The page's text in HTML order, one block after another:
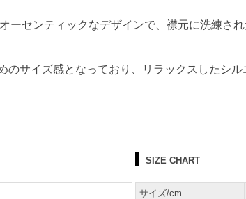
ーセンティックなデザインで、襟元に洗練され
のサイズ感となっており、リラックスしたシ
SIZE CHART
サイズ/cm